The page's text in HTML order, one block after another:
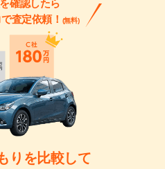
確認したら
査定依頼！ (無料)
りを比較して